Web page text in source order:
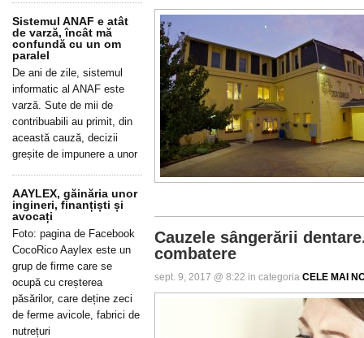
Cauzele sângerării
combatere
sept. 9, 2017 @ 8:22 in categoria CELE MAI
Sistemul ANAF e atât
de varză, încât mă
confundă cu un om
paralel
De ani de zile, sistemul
informatic al ANAF este
varză. Sute de mii de
contribuabili au primit, din
această cauză, decizii
greșite de impunere a unor
AAYLEX, găinăria unor
ingineri, finanțiști și
avocați
Foto: pagina de Facebook
CocoRico Aaylex este un
grup de firme care se
ocupă cu creșterea
păsărilor, care deține zeci
de ferme avicole, fabrici de
nutrețuri